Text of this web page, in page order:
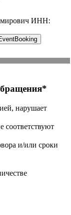
ИНН:
нарушает
соответствуют
и/или сроки